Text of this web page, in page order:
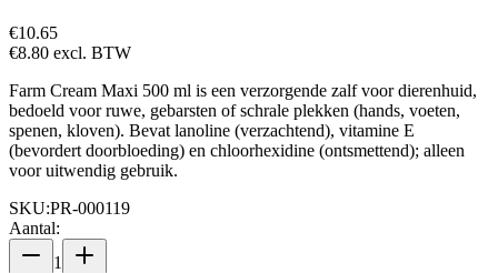
€10.65
€8.80 excl. BTW
Farm Cream Maxi 500 ml is een verzorgende zalf voor dierenhuid,
bedoeld voor ruwe, gebarsten of schrale plekken (hands, voeten,
spenen, kloven). Bevat lanoline (verzachtend), vitamine E
(bevordert doorbloeding) en chloorhexidine (ontsmettend); alleen
voor uitwendig gebruik.
SKU:PR-000119
Aantal:
1